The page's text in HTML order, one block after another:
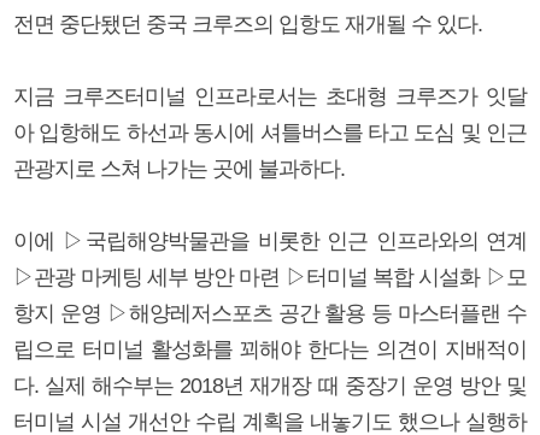
전면 중단됐던 중국 크루즈의 입항도 재개될 수 있다.
지금 크루즈터미널 인프라로서는 초대형 크루즈가 잇달
아 입항해도 하선과 동시에 셔틀버스를 타고 도심 및 인근
관광지로 스쳐 나가는 곳에 불과하다.
이에 ▷국립해양박물관을 비롯한 인근 인프라와의 연계
▷관광 마케팅 세부 방안 마련 ▷터미널 복합 시설화 ▷모
항지 운영 ▷해양레저스포츠 공간 활용 등 마스터플랜 수
립으로 터미널 활성화를 꾀해야 한다는 의견이 지배적이
다. 실제 해수부는 2018년 재개장 때 중장기 운영 방안 및
터미널 시설 개선안 수립 계획을 내놓기도 했으나 실행하